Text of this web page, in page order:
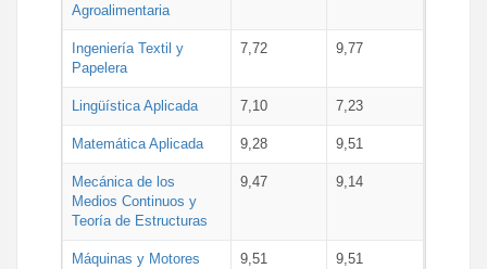
Agroalimentaria
Ingeniería Textil y
Papelera
7,72 9,77
Lingüística Aplicada 7,10 7,23
Matemática Aplicada 9,28 9,51
Mecánica de los
Medios Continuos y
Teoría de Estructuras
9,47 9,14
Máquinas y Motores
9,51 9,51